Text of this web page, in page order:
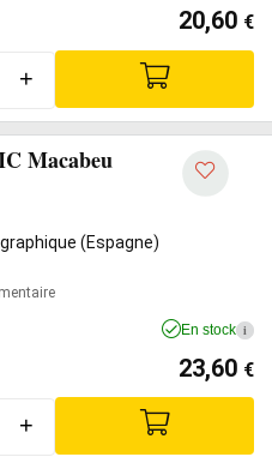
20,60 €
+
Macabeu
(Espagne)
En stock i
23,60 €
+